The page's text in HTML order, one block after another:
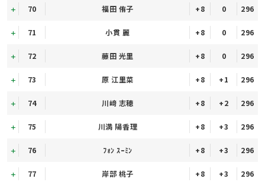
70 福田 侑子 +8 0 296
71 小貫 麗 +8 0 296
72 藤田 光里 +8 0 296
73 原 江里菜 +8 +1 296
74 川﨑 志穂 +8 +2 296
75 川満 陽香理 +8 +3 296
76 ﾌｫﾝ ｽｰﾐﾝ +8 +3 296
77 岸部 桃子 +8 +3 296